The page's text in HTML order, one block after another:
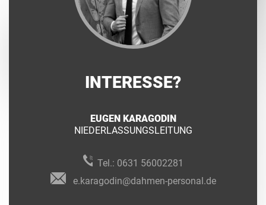
INTERESSE?
EUGEN KARAGODIN
NIEDERLASSUNGSLEITUNG
Tel.: 0631 56002281
e.karagodin@dahmen-personal.de